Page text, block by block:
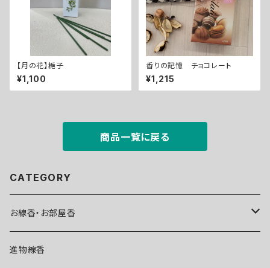
【月の花】梔子
¥1,100
香りの記憶 チョコレート
¥1,215
商品一覧に戻る
CATEGORY
お線香・お部屋香
お部屋香
進物線香